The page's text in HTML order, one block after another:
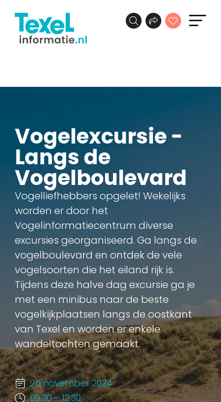
Vogelexcursie -
Langs de
Vogelboulevard
Vogelliefhebbers opgelet! Wekelijks
worden er door het
Vogelinformatiecentrum diverse
excursies georganiseerd. Ga langs de
vogelboulevard en ontdek de vele
vogelsoorten die het eiland rijk is.
Tijdens deze halve dag excursie ga je
met een minibus naar de beste
vogelkijkplaatsen langs de oostkant
van Texel en worden er enkele
wandeltochten gemaakt.
26 november 2024
09:30 - 12:30